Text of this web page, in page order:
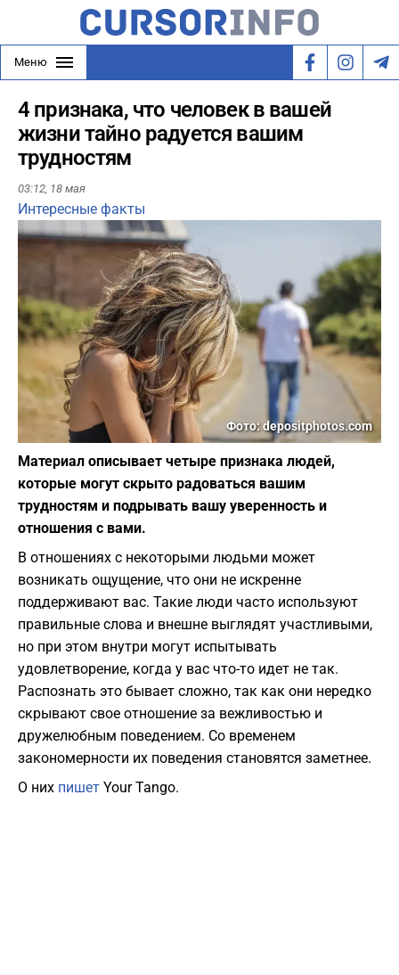
Меню
4 признака, что человек в вашей
жизни тайно радуется вашим
трудностям
03:12, 18 мая
Интересные факты
Фото: depositphotos.com
Материал описывает четыре признака людей,
которые могут скрыто радоваться вашим
трудностям и подрывать вашу уверенность и
отношения с вами.
В отношениях с некоторыми людьми может
возникать ощущение, что они не искренне
поддерживают вас. Такие люди часто используют
правильные слова и внешне выглядят участливыми,
но при этом внутри могут испытывать
удовлетворение, когда у вас что-то идет не так.
Распознать это бывает сложно, так как они нередко
скрывают свое отношение за вежливостью и
дружелюбным поведением. Со временем
закономерности их поведения становятся заметнее.
О них пишет Your Tango.